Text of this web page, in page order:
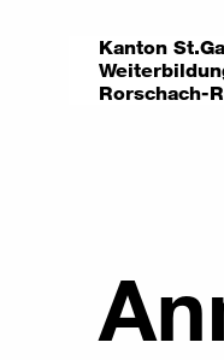
Kanton
Rorschach-